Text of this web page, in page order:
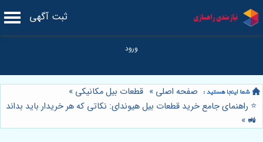
ثبت آگهی
صفحه اصلی » قطعات بیل مکانیکی »
⭐️ راهنمای جامع خرید قطعات بیل هیوندای: نکاتی که هر خریدار باید بداند
🚜
»